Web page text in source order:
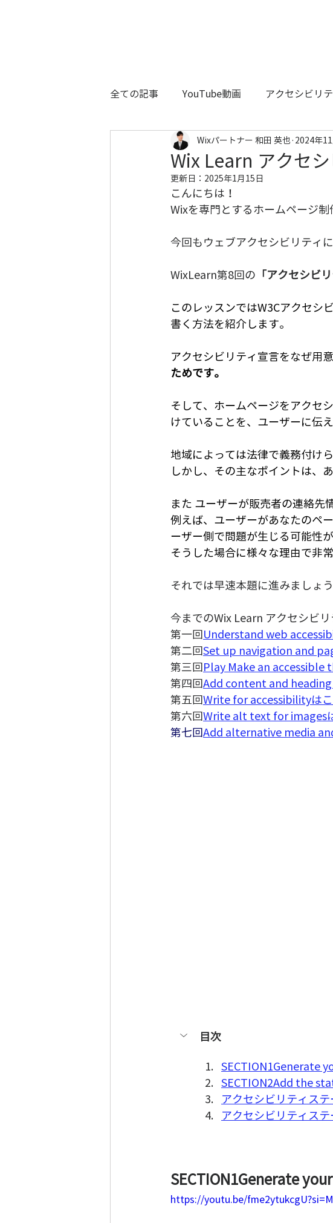
全ての記事 YouTube動画 アクセシビリ
Wix Learn アクセ
Wixパートナー 和田 英也 2024年
更新日： 2025年1月15日
こんにちは！
Wixを専門とするホームページ
今回もウェブアクセシビリティ
WixLearn第8回の 「アクセシビ
このレッスンではW3Cアクセシ
書く方法を紹介します。
アクセシビリティ宣言をなぜ用
ためです。
そして、ホームページをアクセ
けていることを、ユーザーに伝
地域によっては法律で義務付け
しかし、その主なポイントは、
また ユーザーが販売者の連絡先
例えば、ユーザーがあなたのペ
ーザー側で問題が生じる可能性
そうした場合に様々な理由で非
それでは早速本題に進みましょう
今までのWix Learn アクセシビ
第一回 Understand web
第二回Set up navigation and
第三回 Play Make an accessible
第四回 Add content and heading
第五回Write for accessibilityは
第六回Write alt text for images
第七回 Add alternative media
目次
SECTION1Generate
SECTION2Add the
アクセシビリティス
アクセシビリティス
SECTION1Generate
https://youtu.be/